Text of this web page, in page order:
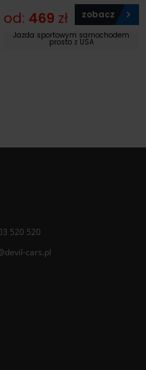
od: 469 zł zobacz
Jazda sportowym samochodem
prosto z USA
520 520
cars.pl